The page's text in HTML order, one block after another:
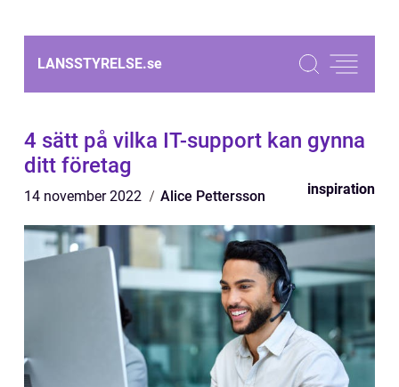
LANSSTYRELSE.se
4 sätt på vilka IT-support kan gynna
ditt företag
14 november 2022 Alice Pettersson inspiration